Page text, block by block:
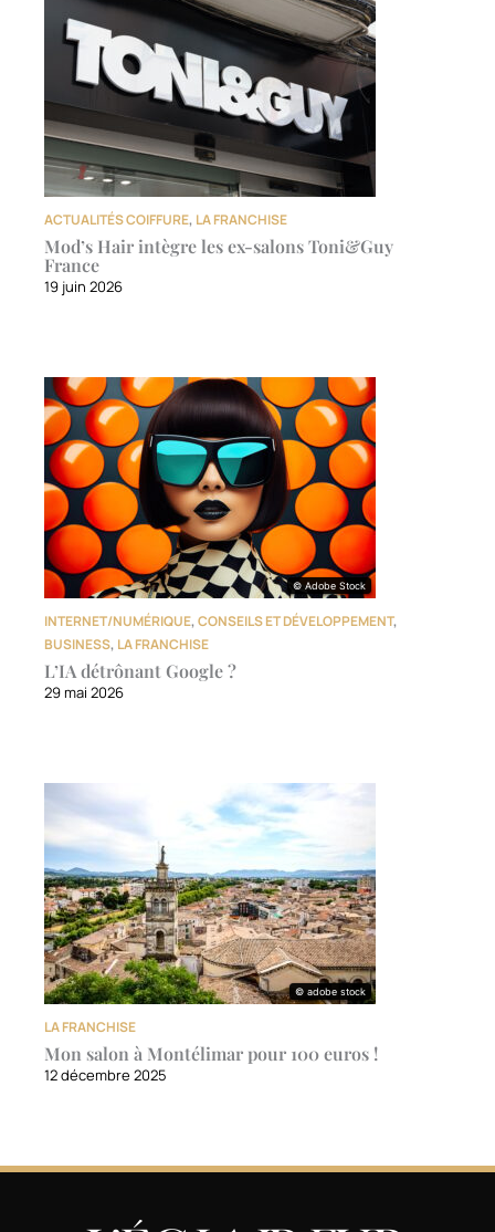
ACTUALITÉS COIFFURE, LA FRANCHISE
Mod’s Hair intègre les ex-salons Toni&Guy
France
19 juin 2026
© Adobe Stock
© Adobe Stock
INTERNET/NUMÉRIQUE,CONSEILS ET DÉVELOPPEMENT,
BUSINESS, LA FRANCHISE
L’IA détrônant Google ?
29 mai 2026
© adobe stock
© adobe stock
LA FRANCHISE
Mon salon à Montélimar pour 100 euros !
12 décembre 2025